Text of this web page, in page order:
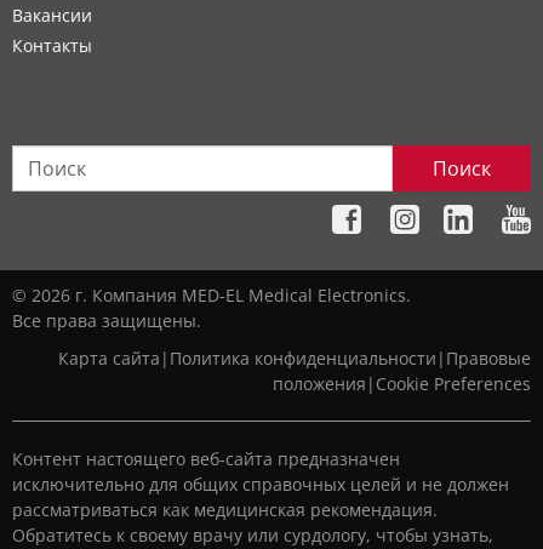
Вакансии
Контакты
Поиск
© 2026 г. Компания MED-EL Medical Electronics.
Все права защищены.
Карта сайта | Политика конфиденциальности | Правовые
положения | Cookie Preferences
Контент настоящего веб-сайта предназначен
исключительно для общих справочных целей и не должен
рассматриваться как медицинская рекомендация.
Обратитесь к своему врачу или сурдологу, чтобы узнать,